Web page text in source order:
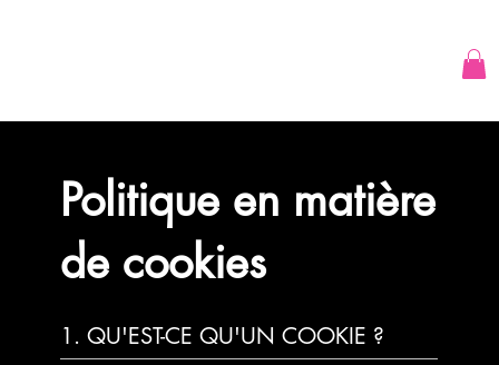
Politique en matière
de cookies
1. QU'EST-CE QU'UN COOKIE ?